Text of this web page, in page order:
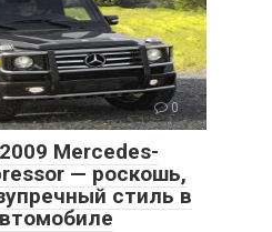
0
Mercedes-
— роскошь,
стиль в